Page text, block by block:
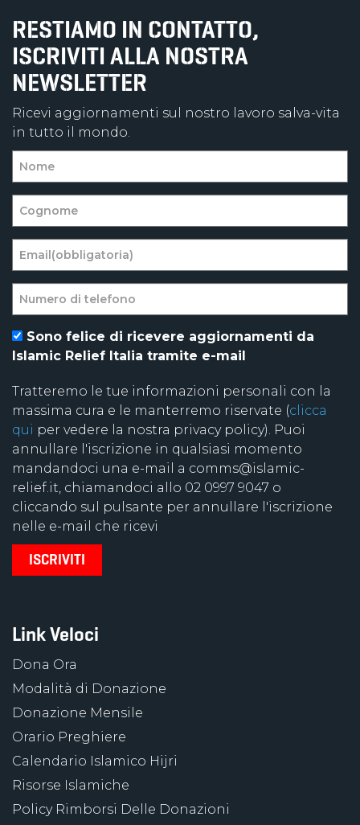
RESTIAMO IN CONTATTO,
ISCRIVITI ALLA NOSTRA
NEWSLETTER
Ricevi aggiornamenti sul nostro lavoro salva-vita
in tutto il mondo.
Sono felice di ricevere aggiornamenti da
Islamic Relief Italia tramite e-mail
Tratteremo le tue informazioni personali con la
massima cura e le manterremo riservate (clicca
qui per vedere la nostra privacy policy). Puoi
annullare l'iscrizione in qualsiasi momento
mandandoci una e-mail a comms@islamic-
relief.it, chiamandoci allo 02 0997 9047 o
cliccando sul pulsante per annullare l'iscrizione
nelle e-mail che ricevi
Link Veloci
Dona Ora
Modalità di Donazione
Donazione Mensile
Orario Preghiere
Calendario Islamico Hijri
Risorse Islamiche
Policy Rimborsi Delle Donazioni